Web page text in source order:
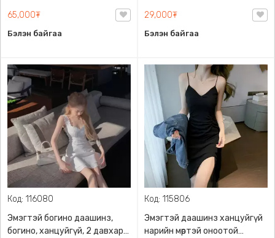
65,000₮
Бэлэн байгаа
29,000₮
Бэлэн байгаа
Код: 116080
Эмэгтэй богино даашинз,
богино, ханцуйгүй, 2 давхар
Код: 115806
Эмэгтэй даашинз ханцуйгүй
нарийн мөртэй оноотой